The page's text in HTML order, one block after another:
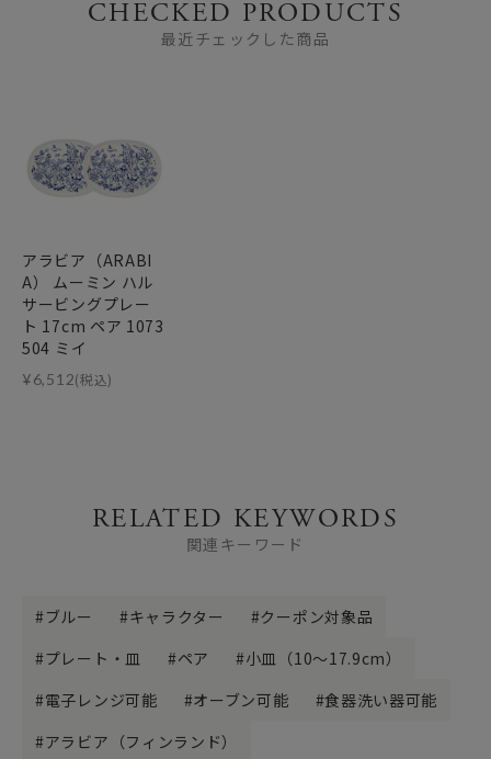
CHECKED PRODUCTS
最近チェックした商品
アラビア（ARABI
A） ムーミン ハル
サービングプレー
ト 17cm ペア 1073
504 ミイ
¥6,512(税込)
RELATED KEYWORDS
関連キーワード
ブルー キャラクター
クーポン対象品
プレート・皿
ペア
小皿（10～17.9cm）
電子レンジ可能
オーブン可能
食器洗い器可能
アラビア（フィンランド）